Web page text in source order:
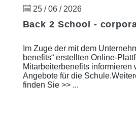
25 / 06 / 2026
Back 2 School -
Im Zuge der mit dem
benefits“ erstellten Online-
Mitarbeiterbenefits informieren
Angebote für die
finden Sie >> ...